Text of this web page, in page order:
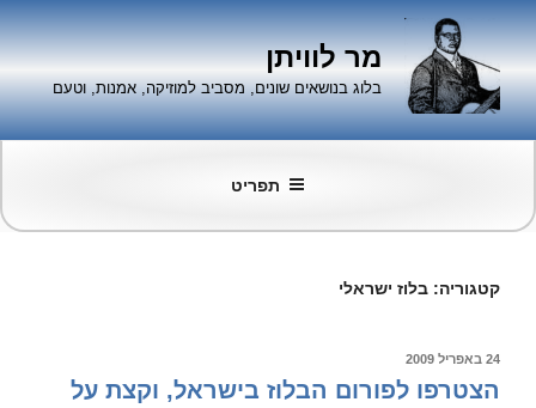
דילוג
לתוכן
מר לוויתן
בלוג בנושאים שונים, מסביב למוזיקה, אמנות, וטעם
תפריט
קטגוריה: בלוז ישראלי
פורסם
24 באפריל 2009
הצטרפו לפורום הבלוז בישראל, וקצת על